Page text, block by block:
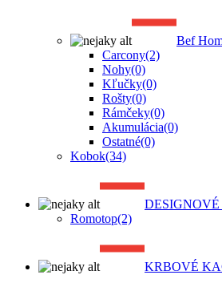
Bef
Carcony(2)
Nohy(0)
Kľučky(0)
Rošty(0)
Rámčeky(0)
Akumulácia(0)
Ostatné(0)
Kobok(34)
Romotop(2)
KRBOVÉ